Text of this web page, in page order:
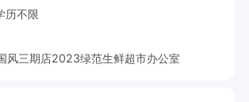
历不限
风三期店2023绿范生鲜超市办公室